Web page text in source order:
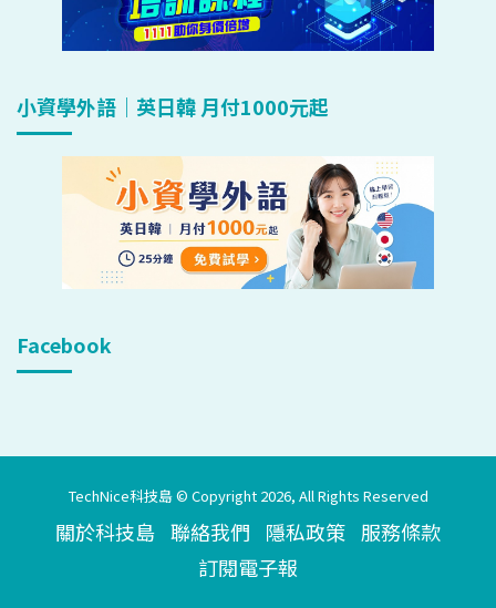
小資學外語｜英日韓 月付1000元起
Facebook
TechNice科技島 © Copyright 2026, All Rights Reserved
關於科技島 聯絡我們 隱私政策 服務條款
訂閱電子報